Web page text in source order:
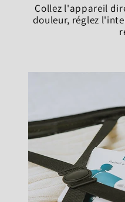
Collez l'appareil
douleur, réglez